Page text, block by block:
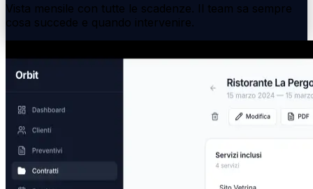
Vista mensile con tutte le scadenze. Il team sa sempre
cosa succede e quando intervenire.